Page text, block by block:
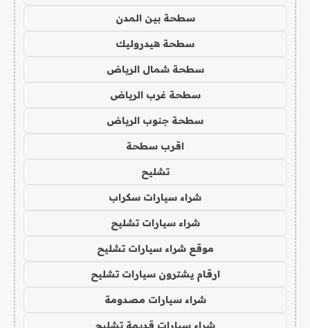
سطحة بين المدن
سطحة هيدروليك
سطحة شمال الرياض
سطحة غرب الرياض
سطحة جنوب الرياض
اقرب سطحة
تشليح
شراء سيارات سكراب
شراء سيارات تشليح
موقع شراء سيارات تشليح
ارقام يشترون سيارات تشليح
شراء سيارات مصدومة
شراء سيارات قديمة تشليح